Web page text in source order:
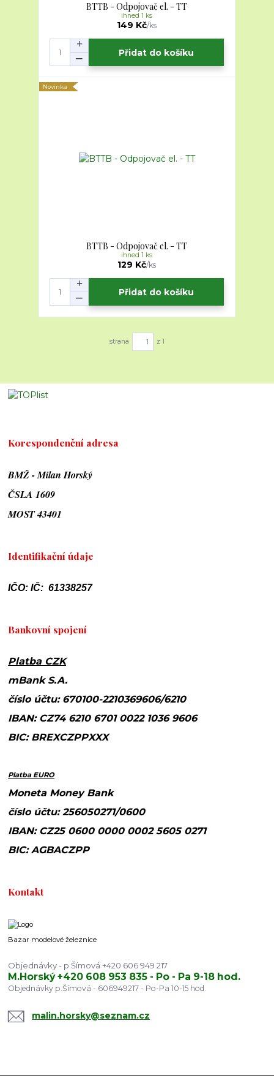
BTTB - Odpojovač el. - TT
149 Kč/ks
ihned 1 ks
Přidat do košíku
Novinka
BTTB - Odpojovač el. - TT
129 Kč/ks
ihned 1 ks
Přidat do košíku
strana z 1
Korespondenční adresa
BMŽ - Milan Horský
ČSLA 1609
MOST 43401
Identifikační údaje
IČO: IČ: 61338257
Bankovní spojení
Platba CZK
mBank S.A.
číslo účtu: 670100-2210369606/6210
IBAN: CZ74 6210 6701 0022 1036 9606
BIC: BREXCZPPXXX
Platba EURO
Moneta Money Bank
číslo účtu: 256050271/0600
IBAN: CZ25 0600 0000 0002 5605 0271
BIC: AGBACZPP
Kontakt
Bazar modelové železnice
Objednávky - p.Šímová +420 606 949 217
M.Horský +420 608 953 835 - Po - Pa 9-18 hod.
Objednávky p.Šímová - 606949217 - Po-Pa 10-15 hod.
malin.horsky@seznam.cz